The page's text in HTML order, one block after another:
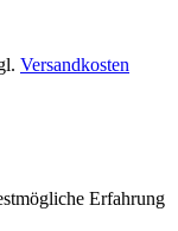
Versandkosten
Erfahrung